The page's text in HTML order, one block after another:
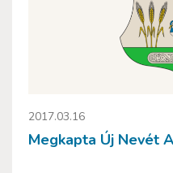
2017.03.16
Megkapta Új Nevét